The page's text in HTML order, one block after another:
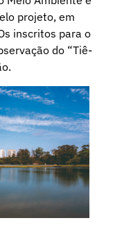
projeto, em
inscritos para o
do “Tiê-